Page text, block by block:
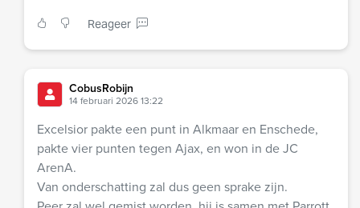
Reageer
CobusRobijn
14 februari 2026 13:22
Excelsior pakte een punt in Alkmaar en Enschede,
pakte vier punten tegen Ajax, en won in de JC
ArenA.
Van onderschatting zal dus geen sprake zijn.